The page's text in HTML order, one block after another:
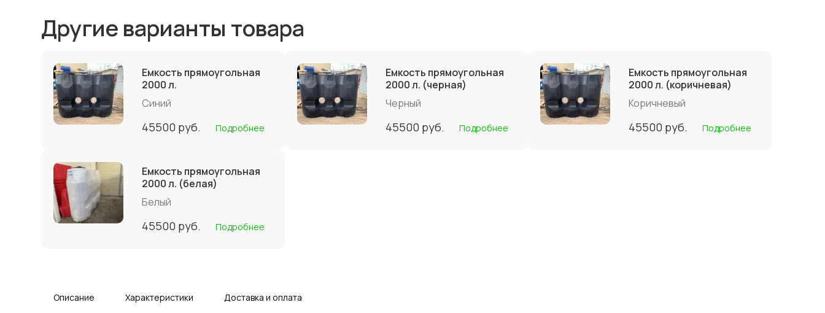
Другие варианты товара
Емкость прямоугольная
2000 л.
Синий
45500 руб. Подробнее
Емкость прямоугольная
2000 л. (черная)
Черный
45500 руб. Подробнее
Емкость прямоугольная
2000 л. (коричневая)
Коричневый
45500 руб. Подробнее
Емкость прямоугольная
2000 л. (белая)
Белый
45500 руб. Подробнее
Описание Характеристики Доставка и оплата